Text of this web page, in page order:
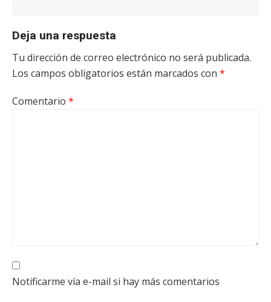
Deja una respuesta
Tu dirección de correo electrónico no será publicada.
Los campos obligatorios están marcados con *
Comentario *
Notificarme vía e-mail si hay más comentarios